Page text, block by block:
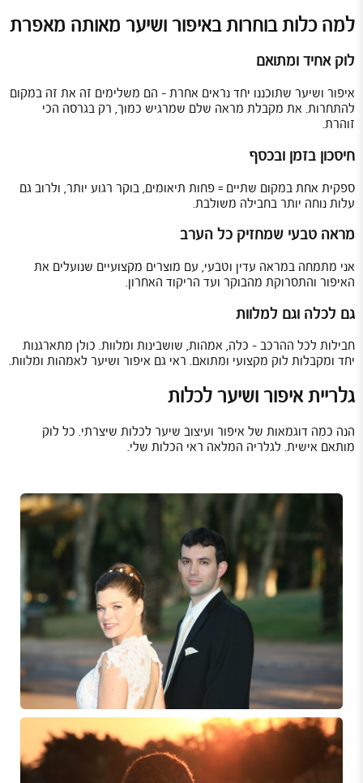
למה כלות בוחרות באיפור ושיער מאותה מאפרת
לוק אחיד ומתואם
איפור ושיער שתוכננו יחד נראים אחרת – הם משלימים זה את זה במקום
להתחרות. את מקבלת מראה שלם שמרגיש כמוך, רק בגרסה הכי
זוהרת.
חיסכון בזמן ובכסף
ספקית אחת במקום שתיים = פחות תיאומים, בוקר רגוע יותר, ולרוב גם
עלות נוחה יותר בחבילה משולבת.
מראה טבעי שמחזיק כל הערב
אני מתמחה במראה עדין וטבעי, עם מוצרים מקצועיים שנועלים את
האיפור והתסרוקת מהבוקר ועד הריקוד האחרון.
גם לכלה וגם למלוות
חבילות לכל ההרכב – כלה, אמהות, שושבינות ומלוות. כולן מתארגנות
יחד ומקבלות לוק מקצועי ומתואם. ראי גם איפור ושיער לאמהות ומלוות.
גלריית איפור ושיער לכלות
הנה כמה דוגמאות של איפור ועיצוב שיער לכלות שיצרתי. כל לוק
מותאם אישית. לגלריה המלאה ראי הכלות שלי.